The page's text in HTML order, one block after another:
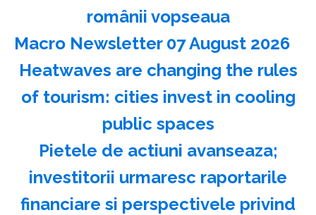
românii vopseaua
Macro Newsletter 07 August 2026
Heatwaves are changing the rules
of tourism: cities invest in cooling
public spaces
Pietele de actiuni avanseaza;
investitorii urmaresc raportarile
financiare si perspectivele privind